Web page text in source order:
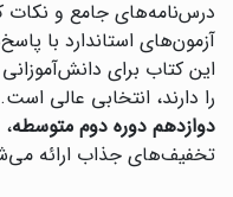
درس‌نامه‌های جامع و نکات
آزمون‌های استاندارد با
این کتاب برای
را دارند، انتخابی عالی
دوازدهم دوره دوم متوسطه
تخفیف‌های جذاب ارائه